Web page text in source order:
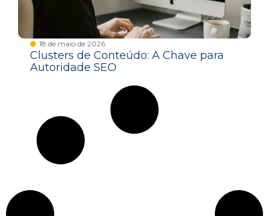
18 de maio de 2026
Clusters de Conteúdo: A Chave para
Autoridade SEO